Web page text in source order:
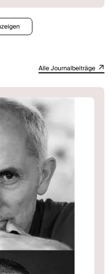
Kommentare anderer nur
im niederbayrischen
etwas versteht. "Ich"
ihm heraus: Eine ganze
Kneipenmonologe nun
wieder mit "ja". Ansonsten
samt einem "ja", um ihre ganze
wenige Striche, um
einzufangen -
Alle Journalbeiträge